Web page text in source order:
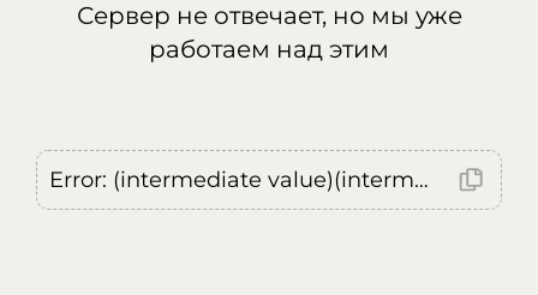
Сервер не отвечает, но мы уже
работаем над этим
Error: (intermediate value)(intermediate value)(intermediate value).replaceAll is not a function